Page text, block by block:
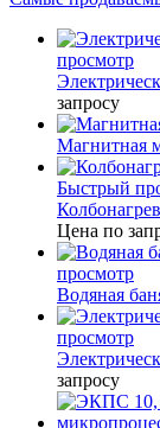
просмотр
запросу
Магнитная
Быстрый
Цена по
просмотр
Водяная
просмотр
запросу